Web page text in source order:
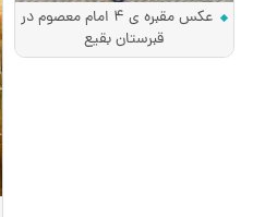
عکس مقبره ی 4 امام معصوم در
قبرستان بقیع